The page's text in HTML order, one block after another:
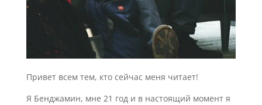
Привет всем тем, кто сейчас меня читает!
Я Бенджамин, мне 21 год и в настоящий момент я